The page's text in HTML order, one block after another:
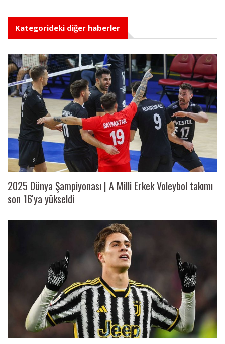
Kategorideki diğer haberler
2025 Dünya Şampiyonası | A Milli Erkek Voleybol takımı
son 16'ya yükseldi